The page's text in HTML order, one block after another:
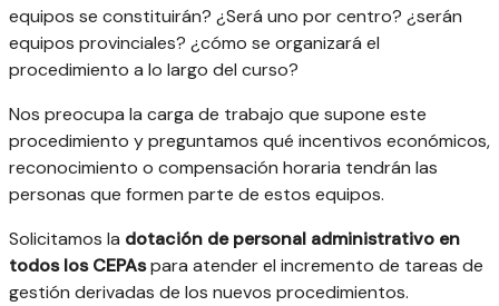
equipos se constituirán? ¿Será uno por centro? ¿serán
equipos provinciales? ¿cómo se organizará el
procedimiento a lo largo del curso?
Nos preocupa la carga de trabajo que supone este
procedimiento y preguntamos qué incentivos económicos,
reconocimiento o compensación horaria tendrán las
personas que formen parte de estos equipos.
Solicitamos la dotación de personal administrativo en
todos los CEPAspara atender el incremento de tareas de
gestión derivadas de los nuevos procedimientos.